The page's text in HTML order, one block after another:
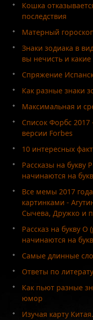
Кошка
последствия
Матерный
Знаки зодиака в
вы нечисть и
Спряжение
Как разные знаки
Максимальная и
Список Форбс
версии Forbes
10 интересных
Рассказы на букву
начинаются на
Все мемы 2017
картинками -
Сычева, Дружко и
Рассказ на букву О
начинаются на
Самые длинные
Ответы по
Как пьют разные
юмор
Изучая карту